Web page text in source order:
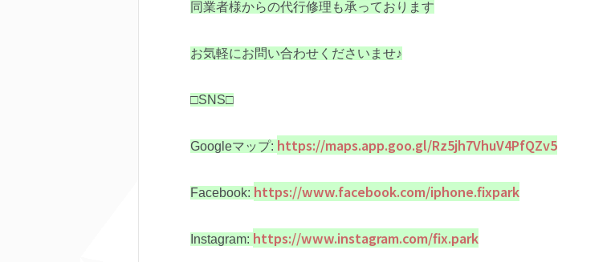
同業者様からの代行修理も承っております
お気軽にお問い合わせくださいませ♪
□SNS□
Googleマップ: https://maps.app.goo.gl/Rz5jh7VhuV4PfQZv5
Facebook: https://www.facebook.com/iphone.fixpark
Instagram: https://www.instagram.com/fix.park